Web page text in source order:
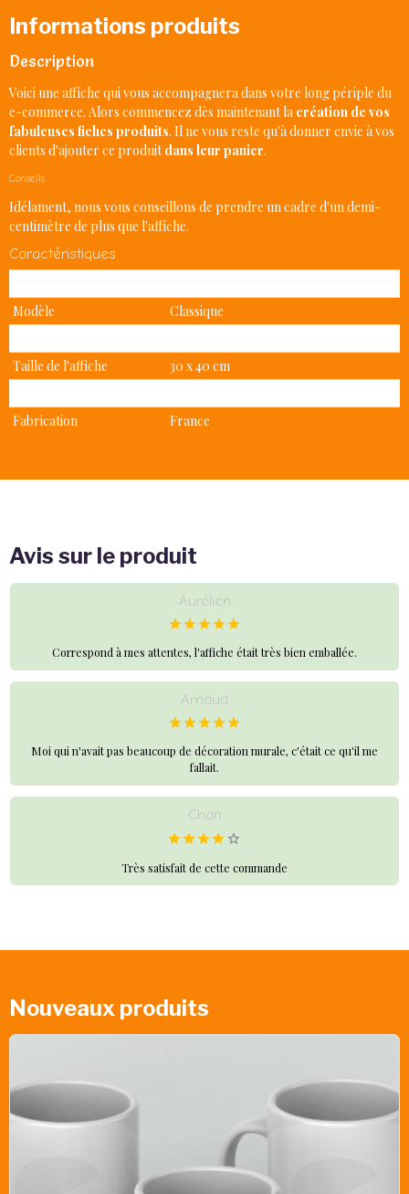
Informations produits
Description
Voici une affiche qui vous accompagnera dans votre long périple du
e-commerce. Alors commencez dès maintenant la création de vos
fabuleuses fiches produits. Il ne vous reste qu'à donner envie à vos
clients d'ajouter ce produitdans leur panier.
Conseils
Idélament, nous vous conseillons de prendre un cadre d'un demi-
centimètre de plus que l'affiche.
Caractéristiques
Modèle
Classique
Taille de l'affiche
30 x 40 cm
Fabrication
France
Avis sur le produit
Aurélien
Correspond à mes attentes, l'affiche était très bien emballée.
Arnaud
Moi qui n'avait pas beaucoup de décoration murale, c'était ce qu'il me
fallait.
Chan
Très satisfait de cette commande
Nouveaux produits